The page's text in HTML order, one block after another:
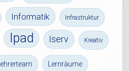
Informatik Infrastruktur
Ipad Iserv Kreativ
Lehrerteam Lernräume